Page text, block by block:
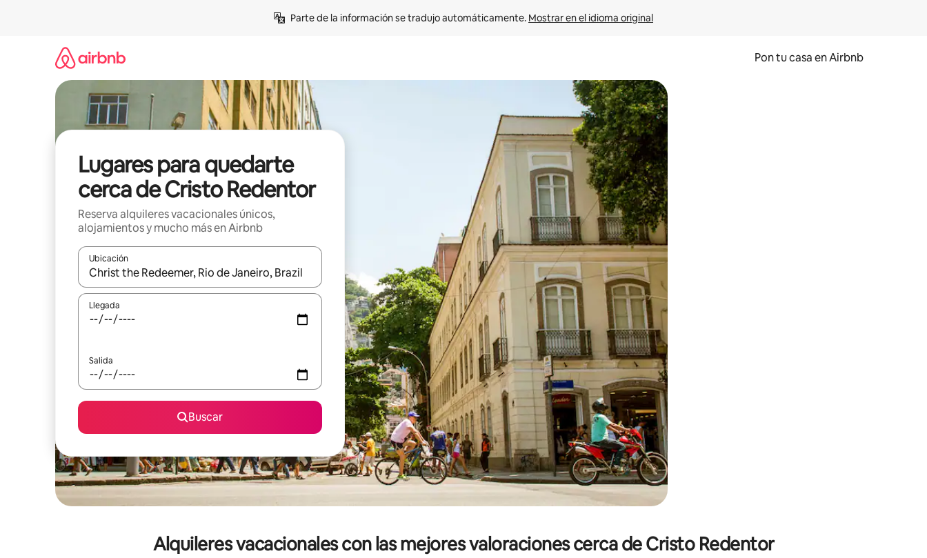
Parte de la información se tradujo automáticamente. Mostrar en el idioma original
Pon tu casa en Airbnb
Lugares para quedarte
cerca de Cristo Redentor
Reserva alquileres vacacionales únicos,
alojamientos y mucho más en Airbnb
Ubicación
Cuando los resultados estén disponibles, navega con las teclas de flecha hacia arriba y hacia abajo o explora con el tacto o desliza el dedo.
Llegada
Salida
Buscar
Alquileres vacacionales con las mejores valoraciones cerca de Cristo Redentor